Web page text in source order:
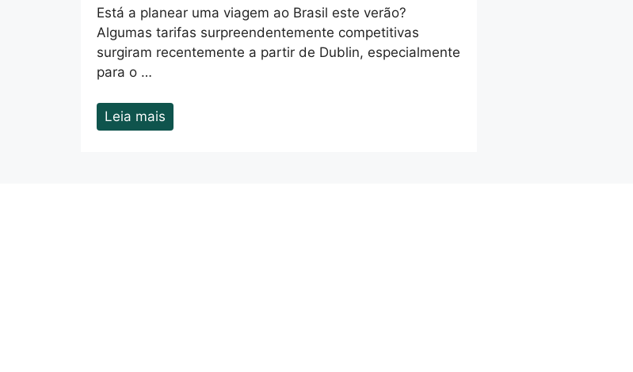
Está a planear uma viagem ao Brasil este verão?
Algumas tarifas surpreendentemente competitivas
surgiram recentemente a partir de Dublin, especialmente
para o …
Leia mais